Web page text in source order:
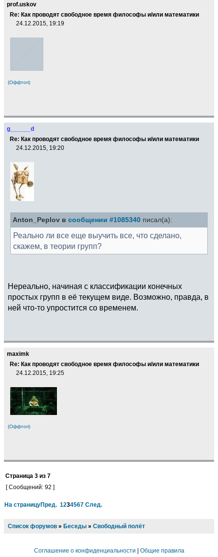
prof.uskov
Re: Как проводят свободное время философы и/или математики
24.12.2015, 19:19
(Оффтоп)
g______d
Re: Как проводят свободное время философы и/или математики
24.12.2015, 19:20
Anton_Peplov в сообщении #1085340 писал(а):
Реально ли все еще выучить все, что сделано,
скажем, в теории групп?
Нереально, начиная с классификации конечных
простых групп в её текущем виде. Возможно, правда, в
ней что-то упростится со временем.
maximk
Re: Как проводят свободное время философы и/или математики
24.12.2015, 19:25
(Оффтоп)
Страница 3 из 7
[ Сообщений: 92 ]
На страницуПред. 1234567 След.
Список форумов » Беседы » Свободный полёт
Соглашение о конфиденциальности Общие правила